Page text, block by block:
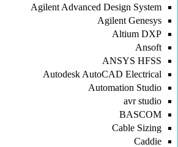
Agilent Advanced Design System
Agilent Genesys
Altium DXP
Ansoft
ANSYS HFSS
Autodesk AutoCAD Electrical
Automation Studio
avr studio
BASCOM
Cable Sizing
Caddie